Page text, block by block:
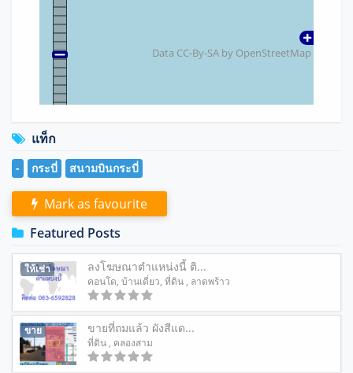
Data CC-By-SA by OpenStreetMap
แท็ก
- กระบี่ สนามบินกระบี่
Mark as favourite
Featured Posts
ให้เช่า ลงโฆษณาตำแหน่งนี้ ติ...
คอนโด, บ้านเดี่ยว, ที่ดิน , ลาดพร้าว
ขาย ขายที่ถมแล้ว ผังสีแด...
ที่ดิน , คลองสาม